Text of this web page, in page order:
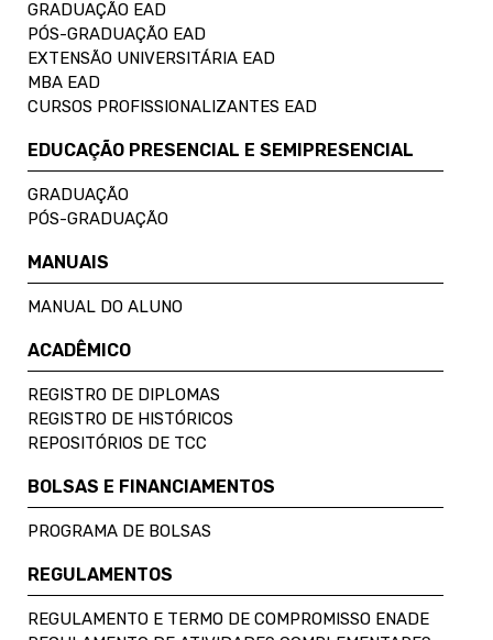
GRADUAÇÃO EAD
PÓS-GRADUAÇÃO EAD
EXTENSÃO UNIVERSITÁRIA EAD
MBA EAD
CURSOS PROFISSIONALIZANTES EAD
EDUCAÇÃO PRESENCIAL E SEMIPRESENCIAL
GRADUAÇÃO
PÓS-GRADUAÇÃO
MANUAIS
MANUAL DO ALUNO
ACADÊMICO
REGISTRO DE DIPLOMAS
REGISTRO DE HISTÓRICOS
REPOSITÓRIOS DE TCC
BOLSAS E FINANCIAMENTOS
PROGRAMA DE BOLSAS
REGULAMENTOS
REGULAMENTO E TERMO DE COMPROMISSO ENADE